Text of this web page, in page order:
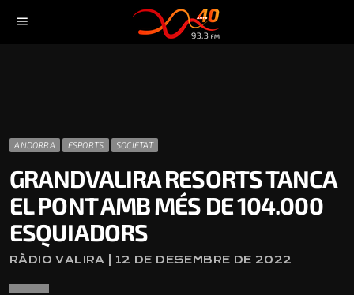
menu
ANDORRA ESPORTS SOCIETAT
GRANDVALIRA RESORTS TANCA
EL PONT AMB MÉS DE 104.000
ESQUIADORS
RÀDIO VALIRA | 12 DE DESEMBRE DE 2022